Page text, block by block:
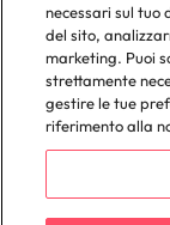
necessari sul tuo
del sito,
marketing. Puoi
strettamente
gestire le tue
riferimento alla